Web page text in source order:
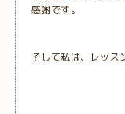
感謝です。
そして私は、レッス